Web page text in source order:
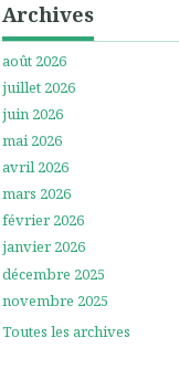
Archives
août 2026
juillet 2026
juin 2026
mai 2026
avril 2026
mars 2026
février 2026
janvier 2026
décembre 2025
novembre 2025
Toutes les archives